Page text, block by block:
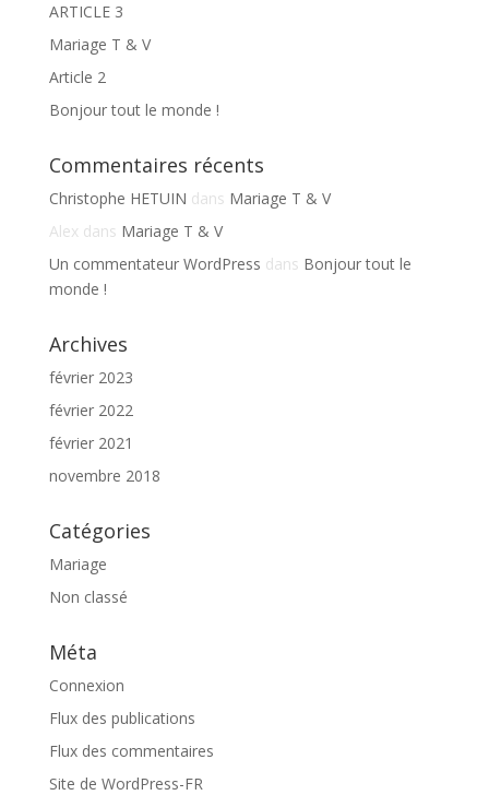
ARTICLE 3
Mariage T & V
Article 2
Bonjour tout le monde !
Commentaires récents
Christophe HETUIN dans Mariage T & V
Alex dans Mariage T & V
Un commentateur WordPress dans Bonjour tout le
monde !
Archives
février 2023
février 2022
février 2021
novembre 2018
Catégories
Mariage
Non classé
Méta
Connexion
Flux des publications
Flux des commentaires
Site de WordPress-FR